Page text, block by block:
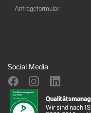
Anfrageformular
Social Media